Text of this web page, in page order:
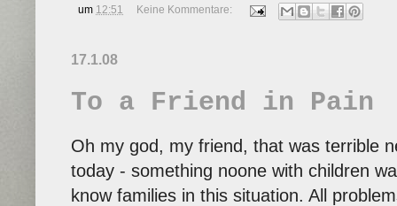
um 12:51 Keine Kommentare:
17.1.08
To a Friend in Pain
Oh my god, my friend, that was terrible
today - something noone with children
know families in this situation. All